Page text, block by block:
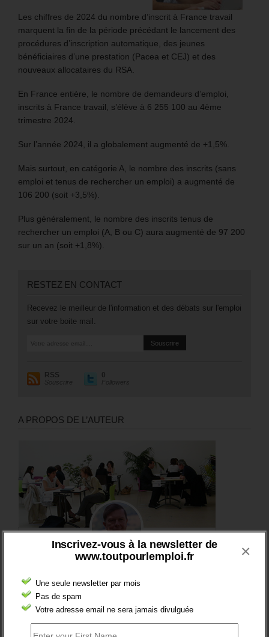
Inscrivez-vous à la newsletter de
www.toutpourlemploi.fr
Une seule newsletter par mois
Pas de spam
Votre adresse email ne sera jamais divulguée
×
Les chiffres de 2024 du nombre d’inscrit à France travail
marquent la fin de la période précédant le lancement des
procédures d’inscription automatique, des jeunes
bénéficiaires d’une prestation (Pacea et CEJ) et des
nouveaux allocataires du RSA.
En France entière, le nombre de demandeurs d’emploi,
inscrits à France travail, s’élève à 6 255 100 au 4ème
trimestre 2024.
Sur l’année 2024, il a globalement augmenté de +1,5%.
Mais surtout, en catégorie A, le nombre des inscrits (sans
emploi et tenus de rechercher un emploi) a augmenté de
106 200 (soit +3,5%).
Plus généralement, le nombre des inscrits tenus de
rechercher un emploi (A, B ou C) aura augmenté de 97 200
sur un an (soit +1,8%).
RESTEZ EN CONTACT
Recevez le meilleur de l'information et des débats sur l'emploi
sur votre boite mail.
RSS
Souscrire
0
Followers
A PROPOS DE L’AUTEUR